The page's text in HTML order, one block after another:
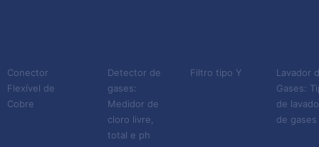
Conector
Flexível de
Cobre
Detector de
gases:
Medidor de
cloro livre,
total e ph
Filtro tipo Y
Lavador
Gases:
de
de gases